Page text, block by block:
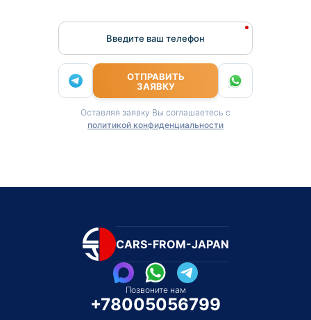
Введите ваш телефон
ОТПРАВИТЬ
ЗАЯВКУ
Оставляя заявку Вы соглашаетесь с
политикой конфиденциальности
CARS-FROM-JAPAN
Позвоните нам
+78005056799